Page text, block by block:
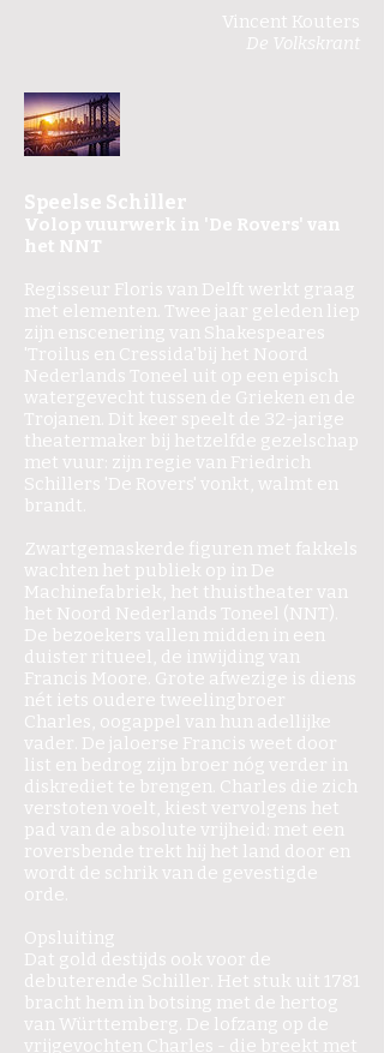
Vincent Kouters
De Volkskrant
Speelse Schiller
Volop vuurwerk in 'De Rovers' van
het NNT
Regisseur Floris van Delft werkt graag
met elementen. Twee jaar geleden liep
zijn enscenering van Shakespeares
'Troilus en Cressida'bij het Noord
Nederlands Toneel uit op een episch
watergevecht tussen de Grieken en de
Trojanen. Dit keer speelt de 32-jarige
theatermaker bij hetzelfde gezelschap
met vuur: zijn regie van Friedrich
Schillers 'De Rovers' vonkt, walmt en
brandt.
Zwartgemaskerde figuren met fakkels
wachten het publiek op in De
Machinefabriek, het thuistheater van
het Noord Nederlands Toneel (NNT).
De bezoekers vallen midden in een
duister ritueel, de inwijding van
Francis Moore. Grote afwezige is diens
nét iets oudere tweelingbroer
Charles, oogappel van hun adellijke
vader. De jaloerse Francis weet door
list en bedrog zijn broer nóg verder in
diskrediet te brengen. Charles die zich
verstoten voelt, kiest vervolgens het
pad van de absolute vrijheid: met een
roversbende trekt hij het land door en
wordt de schrik van de gevestigde
orde.
Opsluiting
Dat gold destijds ook voor de
debuterende Schiller. Het stuk uit 1781
bracht hem in botsing met de hertog
van Württemberg. De lofzang op de
vrijgevochten Charles - die breekt met